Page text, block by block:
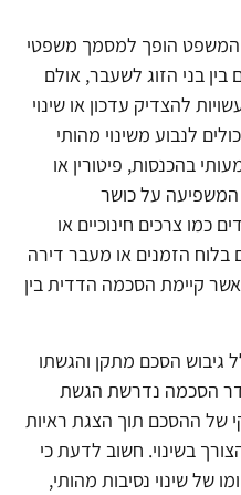
המשפט הופך למסמך משפטי
בני הזוג לשעבר, אולם
להצדיק עדכון או שינוי
לנבוע משינוי מהותי
בהכנסות, פיטורין או
המשפיעה על כושר
כמו צרכים חינוכיים או
בלוח הזמנים או מעבר דירה
קיימת הסכמה הדדית בין
הסכם מתקן והגשתו
הסכמה נדרשת הגשת
של ההסכם תוך הצגת ראיות
בשינוי. חשוב לדעת כי
של שינוי נסיבות מהותי,